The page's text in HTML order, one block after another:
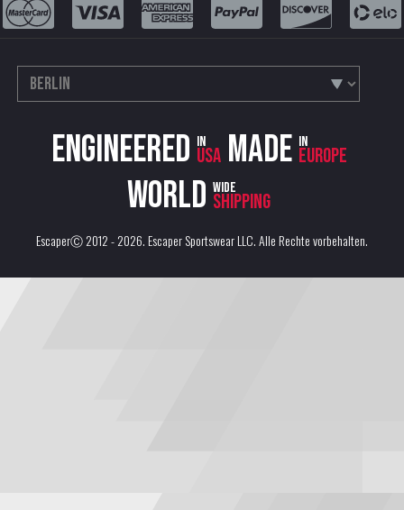
Engineered in
USA Made in
Europe
World wide
shipping
EscaperⒸ 2012 - 2026.Escaper Sportswear LLC. Alle Rechte vorbehalten.